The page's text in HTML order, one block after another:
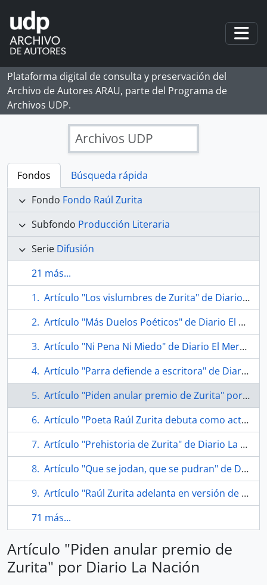
Skip to main content
Plataforma digital de consulta y preservación del
Archivo de Autores ARAU, parte del Programa de
Archivos UDP.
Archivos UDP
Fondos
Búsqueda rápida
Fondo Fondo Raúl Zurita
Subfondo Producción Literaria
Serie Difusión
21 más...
Artículo "Los vislumbres de Zurita" de Diario El Mercurio
Artículo "Más Duelos Poéticos" de Diario El Mercurio
Artículo "Ni Pena Ni Miedo" de Diario El Mercurio
Artículo "Parra defiende a escritora" de Diario La Tercera
Artículo "Piden anular premio de Zurita" por Diario La Nación
Artículo "Poeta Raúl Zurita debuta como actor" de Diario El Mercurio
Artículo "Prehistoria de Zurita" de Diario La Nación
Artículo "Que se jodan, que se pudran" de Diario Las Últimas Noticias
Artículo "Raúl Zurita adelanta en versión de cartón su esperada última obra" de Diario La Nación
71 más...
Artículo "Piden anular premio de
Zurita" por Diario La Nación